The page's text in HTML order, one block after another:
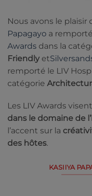
Nous avons le plaisir
Papagayo a
Awards dans la
Friendly et
remporté le LIV
catégorie
Les LIV Awards
dans le domaine de
l’accent sur la
des hôtes.
KASIIYA